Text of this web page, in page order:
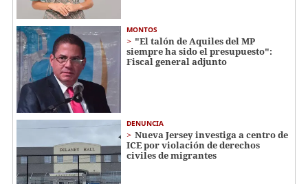
MONTOS
"El talón de Aquiles del MP
siempre ha sido el presupuesto":
Fiscal general adjunto
DENUNCIA
Nueva Jersey investiga a centro de
ICE por violación de derechos
civiles de migrantes